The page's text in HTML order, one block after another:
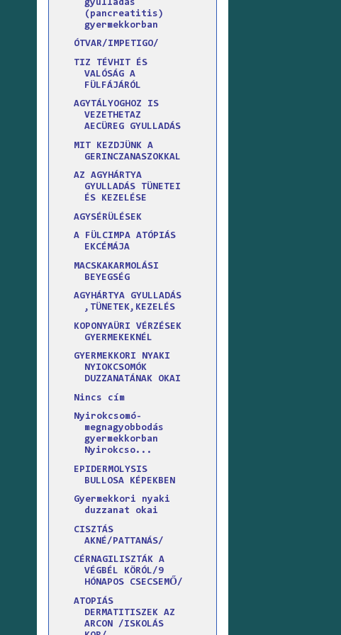
gyulladás
(pancreatitis)
gyermekkorban
ÓTVAR/IMPETIGO/
TIZ TÉVHIT ÉS
VALÓSÁG A
FÜLFÁJÁRÓL
AGYTÁLYOGHOZ IS
VEZETHETAZ
AECÜREG GYULLADÁS
MIT KEZDJÜNK A
GERINCZANASZOKKAL
AZ AGYHÁRTYA
GYULLADÁS TÜNETEI
ÉS KEZELÉSE
AGYSÉRÜLÉSEK
A FÜLCIMPA ATÓPIÁS
EKCÉMÁJA
MACSKAKARMOLÁSI
BEYEGSÉG
AGYHÁRTYA GYULLADÁS
,TÜNETEK,KEZELÉS
KOPONYAÜRI VÉRZÉSEK
GYERMEKEKNÉL
GYERMEKKORI NYAKI
NYIOKCSOMÓK
DUZZANATÁNAK OKAI
Nincs cím
Nyirokcsomó-
megnagyobbodás
gyermekkorban
Nyirokcso...
EPIDERMOLYSIS
BULLOSA KÉPEKBEN
Gyermekkori nyaki
duzzanat okai
CISZTÁS
AKNÉ/PATTANÁS/
CÉRNAGILISZTÁK A
VÉGBÉL KÖRÓL/9
HÓNAPOS CSECSEMŐ/
ATOPIÁS
DERMATITISZEK AZ
ARCON /ISKOLÁS